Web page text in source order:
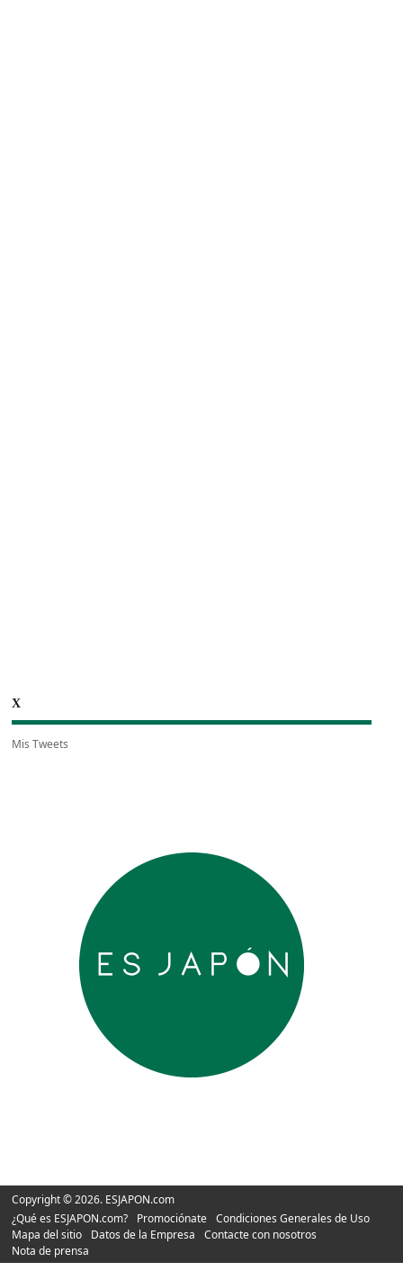
X
Mis Tweets
Copyright © 2026. ESJAPON.com
¿Qué es ESJAPON.com?
Promociónate
Condiciones Generales de Uso
Mapa del sitio
Datos de la Empresa
Contacte con nosotros
Nota de prensa